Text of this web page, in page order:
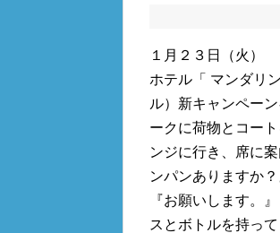
１月２３日（火）
ホテル「 マンダリ
ル）新キャンペー
ークに荷物とコー
ンジに行き、席に
ンパンありますか
『お願いします。
スとボトルを持っ